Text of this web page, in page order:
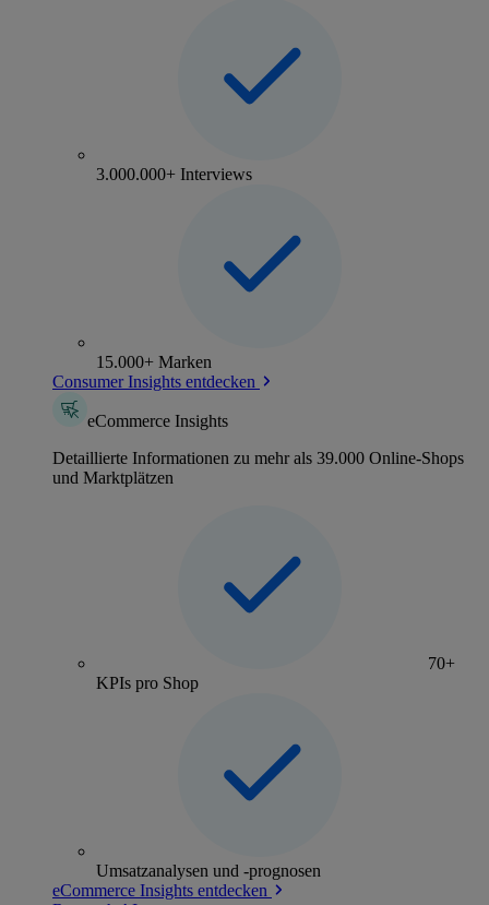
3.000.000+ Interviews
15.000+ Marken
Consumer Insights entdecken
eCommerce Insights
Detaillierte Informationen zu mehr als 39.000 Online-Shops
und Marktplätzen
70+
KPIs pro Shop
Umsatzanalysen und -prognosen
eCommerce Insights entdecken